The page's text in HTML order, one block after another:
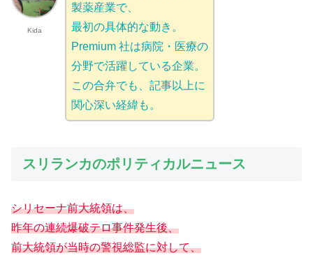
Kida
製薬産業で、
最初の具体的な動き。
Premium 社は病院・医療の
分野で活躍している企業。
この合弁でも、記事以上に
関心深い経緯も。
スリランカのポリティカルニュース
シリセーナ前大統領は、
昨年の連続爆破テロ事件発生後、
前大統領が当時の警視総監に対して、